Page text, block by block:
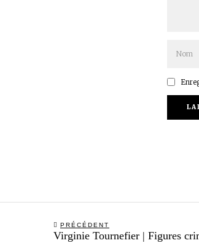
Navigation
de
PRÉCÉDENT
Previous
post:
Virginie Tournefier | Figures